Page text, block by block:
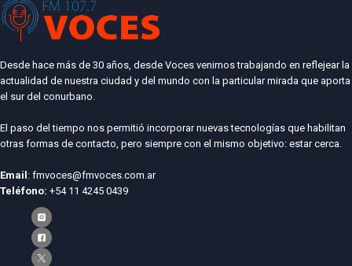
Desde hace más de 30 años, desde Voces venimos trabajando en reflejear la
actualidad de nuestra ciudad y del mundo con la particular mirada que aporta
el sur del conurbano.
El paso del tiempo nos permitió incorporar nuevas tecnologías que habilitan
otras formas de contacto, pero siempre con el mismo objetivo: estar cerca.
Email : fmvoces@fmvoces.com.ar
Teléfono: +54 11 4245 0439